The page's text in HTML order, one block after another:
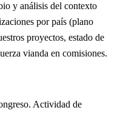
y análisis del contexto
por país (plano
proyectos, estado de
vianda en comisiones.
Actividad de